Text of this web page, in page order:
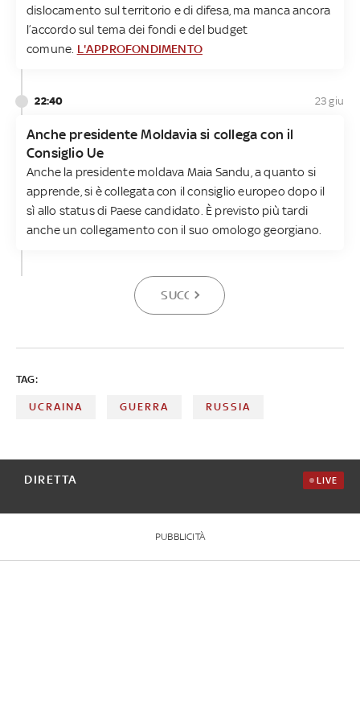
dislocamento sul territorio e di difesa, ma manca ancora
l’accordo sul tema dei fondi e del budget
comune. L'APPROFONDIMENTO
22:40 23 giu
Anche presidente Moldavia si collega con il
Consiglio Ue
Anche la presidente moldava Maia Sandu, a quanto si
apprende, si è collegata con il consiglio europeo dopo il
sì allo status di Paese candidato. È previsto più tardi
anche un collegamento con il suo omologo georgiano.
SUCCESSIVA
TAG:
UCRAINA GUERRA RUSSIA
DIRETTA LIVE
PUBBLICITÀ